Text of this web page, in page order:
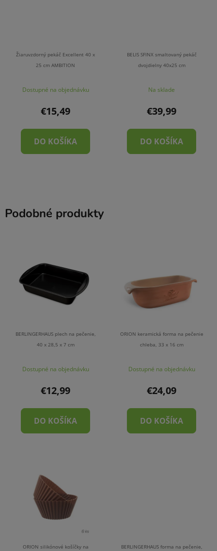
Žiaruvzdorný pekáč Excellent 40 x
25 cm AMBITION
Dostupné na objednávku
€15,49
DO KOŠÍKA
BELIS SFINX smaltovaný pekáč
dvojdielny 40x25 cm
Na sklade
€39,99
DO KOŠÍKA
Podobné produkty
BERLINGERHAUS plech na pečenie,
40 x 28,5 x 7 cm
Dostupné na objednávku
€12,99
DO KOŠÍKA
ORION keramická forma na pečenie
chleba, 33 x 16 cm
Dostupné na objednávku
€24,09
DO KOŠÍKA
ORION silikónové košíčky na
BERLINGERHAUS forma na pečenie,